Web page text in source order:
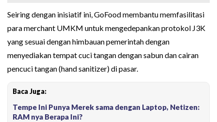
Seiring dengan inisiatif ini, GoFood membantu memfasilitasi
para merchant UMKM untuk mengedepankan protokol J3K
yang sesuai dengan himbauan pemerintah dengan
menyediakan tempat cuci tangan dengan sabun dan cairan
pencuci tangan (hand sanitizer) di pasar.
Baca Juga:
Tempe Ini Punya Merek sama dengan Laptop, Netizen:
RAM nya Berapa Ini?